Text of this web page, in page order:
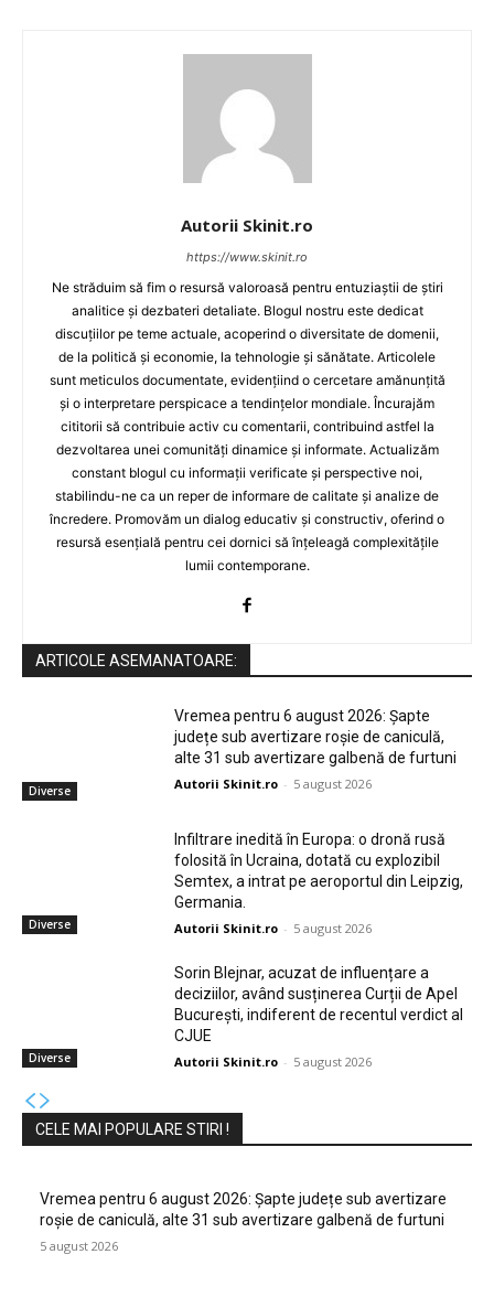
Autorii Skinit.ro
https://www.skinit.ro
Ne străduim să fim o resursă valoroasă pentru entuziaștii de știri
analitice și dezbateri detaliate. Blogul nostru este dedicat
discuțiilor pe teme actuale, acoperind o diversitate de domenii,
de la politică și economie, la tehnologie și sănătate. Articolele
sunt meticulos documentate, evidențiind o cercetare amănunțită
și o interpretare perspicace a tendințelor mondiale. Încurajăm
cititorii să contribuie activ cu comentarii, contribuind astfel la
dezvoltarea unei comunități dinamice și informate. Actualizăm
constant blogul cu informații verificate și perspective noi,
stabilindu-ne ca un reper de informare de calitate și analize de
încredere. Promovăm un dialog educativ și constructiv, oferind o
resursă esențială pentru cei dornici să înțeleagă complexitățile
lumii contemporane.
ARTICOLE ASEMANATOARE:
Diverse
Vremea pentru 6 august 2026: Șapte
județe sub avertizare roșie de caniculă,
alte 31 sub avertizare galbenă de furtuni
Autorii Skinit.ro - 5 august 2026
Diverse
Infiltrare inedită în Europa: o dronă rusă
folosită în Ucraina, dotată cu explozibil
Semtex, a intrat pe aeroportul din Leipzig,
Germania.
Autorii Skinit.ro - 5 august 2026
Diverse
Sorin Blejnar, acuzat de influențare a
deciziilor, având susținerea Curții de Apel
București, indiferent de recentul verdict al
CJUE
Autorii Skinit.ro - 5 august 2026
CELE MAI POPULARE STIRI !
Vremea pentru 6 august 2026: Șapte județe sub avertizare
roșie de caniculă, alte 31 sub avertizare galbenă de furtuni
5 august 2026